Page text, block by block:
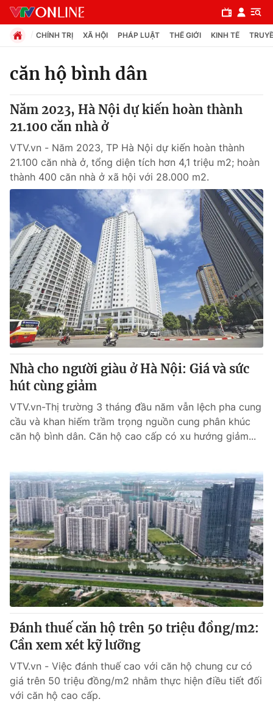
Chuyên mục
Chính trị
Xã hội
Pháp luật
Y tế
Thế giới
Tin tức
Thế giới đó đây
Câu chuyện quốc tế
Kinh tế
Tài chính
Thị trường
Góc doanh nghiệp
Dữ liệu và đời sống
Truyền hình
Hậu trường
Nhân vật
Giải sao mai
Giải trí
Điện ảnh
Sao
Đời sống
Làm đẹp
Chất lượng cuộc sống
Giáo dục
Tuyển sinh
Học trực tuyến
Công nghệ
Hitech Công nghệ tương lai
Sản phẩm
Thị trường
Tư vấn
Giao lưu trực tuyến
Lịch phát sóng
Chuyên mục khác
Emagazine Podcast
Photo Infographic
CHÍNH TRỊ XÃ HỘI PHÁP LUẬT THẾ GIỚI KINH TẾ
căn hộ bình dân
Năm 2023, Hà Nội dự kiến hoàn thành
21.100 căn nhà ở
VTV.vn - Năm 2023, TP Hà Nội dự kiến hoàn thành
21.100 căn nhà ở, tổng diện tích hơn 4,1 triệu m2; hoàn
thành 400 căn nhà ở xã hội với 28.000 m2.
Nhà cho người giàu ở Hà Nội: Giá và sức
hút cùng giảm
VTV.vn-Thị trường 3 tháng đầu năm vẫn lệch pha cung
cầu và khan hiếm trầm trọng nguồn cung phân khúc
căn hộ bình dân. Căn hộ cao cấp có xu hướng giảm...
Đánh thuế căn hộ trên 50 triệu đồng/m2:
Cần xem xét kỹ lưỡng
VTV.vn - Việc đánh thuế cao với căn hộ chung cư có
giá trên 50 triệu đồng/m2 nhằm thực hiện điều tiết đối
với căn hộ cao cấp.